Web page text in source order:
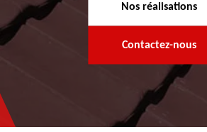
Nos réalisations
Contactez-nous